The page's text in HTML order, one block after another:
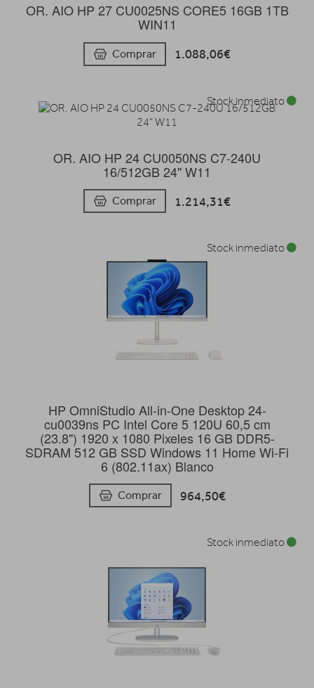
OR. AIO HP 27 CU0025NS CORE5 16GB 1TB
WIN11
Comprar 1.088,06€
OR. AIO HP 24 CU0050NS C7-240U
16/512GB 24" W11
Comprar 1.214,31€
Stock inmediato
HP OmniStudio All-in-One Desktop 24-
cu0039ns PC Intel Core 5 120U 60,5 cm
(23.8") 1920 x 1080 Pixeles 16 GB DDR5-
SDRAM 512 GB SSD Windows 11 Home Wi-Fi
6 (802.11ax) Blanco
Comprar 964,50€
Stock inmediato
Stock inmediato